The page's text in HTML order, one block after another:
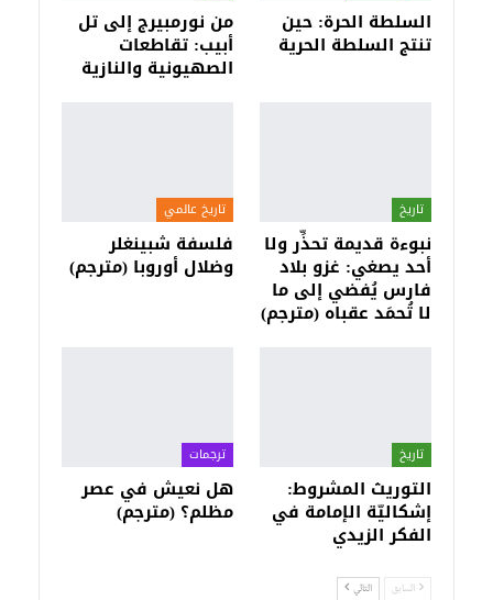
السلطة الحرة: حين
تنتج السلطة الحرية
من نورمبيرج إلى تل
أبيب: تقاطعات
الصهيونية والنازية
تاريخ
نبوءة قديمة تحذِّر ولا
أحد يصغي: غزو بلاد
فارس يُفضي إلى ما
لا تُحمَد عقباه (مترجم)
تاريخ عالمي
فلسفة شبينغلر
وضلال أوروبا (مترجم)
تاريخ
التوريث المشروط:
إشكاليّة الإمامة في
الفكر الزيدي
ترجمات
هل نعيش في عصر
مظلم؟ (مترجم)
السابق التالي